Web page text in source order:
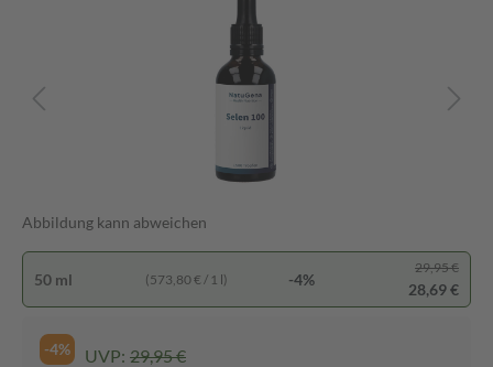
Abbildung kann abweichen
50 ml (573,80 € / 1 l) -4%
29,95 €
28,69 €
-4% UVP: 29,95 €